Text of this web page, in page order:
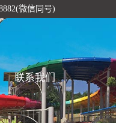
微信同号)
联系我们